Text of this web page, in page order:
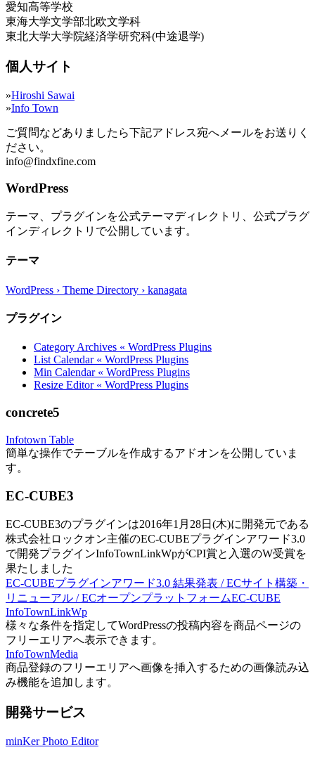
愛知高等学校
東海大学文学部北欧文学科
東北大学大学院経済学研究科(中途退学)
個人サイト
»Hiroshi Sawai
»Info Town
ご質問などありましたら下記アドレス宛へメールをお送りく
ださい。
info@findxfine.com
WordPress
テーマ、プラグインを公式テーマディレクトリ、公式プラグ
インディレクトリで公開しています。
テーマ
WordPress › Theme Directory › kanagata
プラグイン
Category Archives « WordPress Plugins
List Calendar « WordPress Plugins
Min Calendar « WordPress Plugins
Resize Editor « WordPress Plugins
concrete5
Infotown Table
簡単な操作でテーブルを作成するアドオンを公開していま
す。
EC-CUBE3
EC-CUBE3のプラグインは2016年1月28日(木)に開発元である
株式会社ロックオン主催のEC-CUBEプラグインアワード3.0
で開発プラグインInfoTownLinkWpがCPI賞と入選のW受賞を
果たしました
EC-CUBEプラグインアワード3.0 結果発表 / ECサイト構築・
リニューアル / ECオープンプラットフォームEC-CUBE
InfoTownLinkWp
様々な条件を指定してWordPressの投稿内容を商品ページの
フリーエリアへ表示できます。
InfoTownMedia
商品登録のフリーエリアへ画像を挿入するための画像読み込
み機能を追加します。
開発サービス
minKer Photo Editor